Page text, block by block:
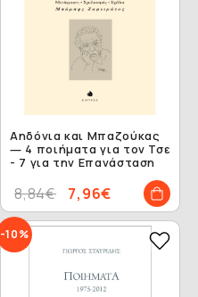
Αηδόνια και Μπαζούκας
― 4 ποιήματα για τον Τσε
- 7 για την Επανάσταση
7,96€
8,84€
-10%